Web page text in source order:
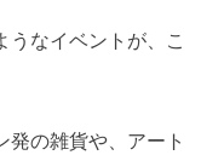
うなイベントが、こ
発の雑貨や、アート